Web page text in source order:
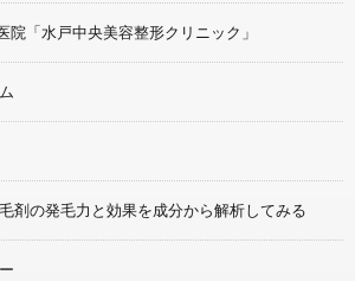
院「水戸中央美容整形クリニック」
剤の発毛力と効果を成分から解析してみる